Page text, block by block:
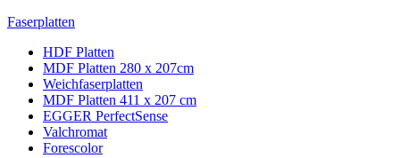
Faserplatten
HDF Platten
MDF Platten 280 x 207cm
Weichfaserplatten
MDF Platten 411 x 207 cm
EGGER PerfectSense
Valchromat
Forescolor